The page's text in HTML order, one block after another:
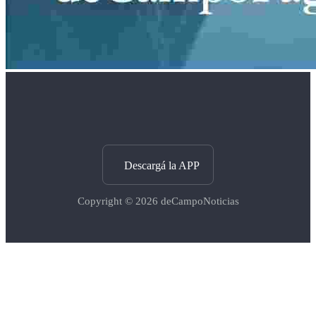
Descargá la APP
Copyright © 2026 deCampoNoticias